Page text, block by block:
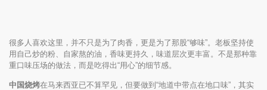
很多人喜欢这里，并不只是为了肉香，更是为了那股“够味”。老板坚持使
用自己炒的粉、自家熬的油，香味更持久，味道层次更丰富。不是那种靠
重口味压场的做法，而是吃得出“用心”的细节感。
中国烧烤在马来西亚已不算罕见，但要做到“地道中带点在地口味”，其实